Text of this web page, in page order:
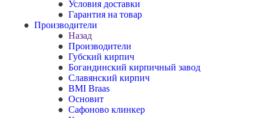
Условия доставки
Гарантия на товар
Производители
Назад
Производители
Губский кирпич
Богандинский кирпичный завод
Славянский кирпич
BMI Braas
Основит
Сафоново клинкер